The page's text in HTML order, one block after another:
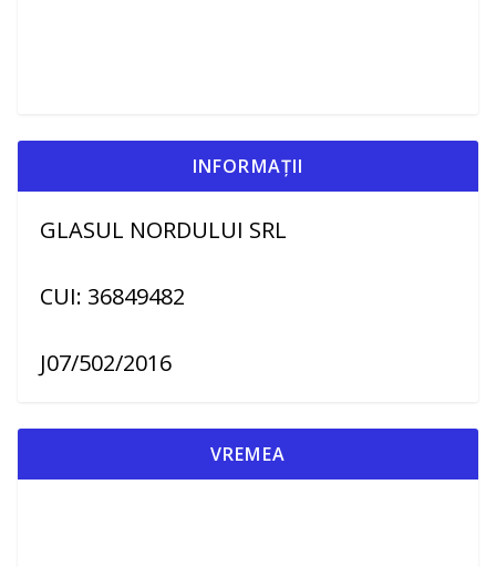
INFORMAȚII
GLASUL NORDULUI SRL
CUI: 36849482
J07/502/2016
VREMEA